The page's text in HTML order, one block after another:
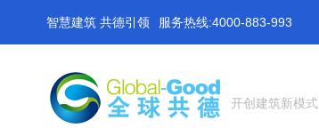
智慧建筑 共德引领 服务热线:4000-883-993
开创建筑新模式